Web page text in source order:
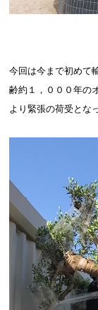
今回は今まで初めて
齢約１，０００年の
より緊張の荷受とな